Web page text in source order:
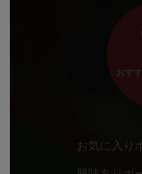
おす
お気に入り